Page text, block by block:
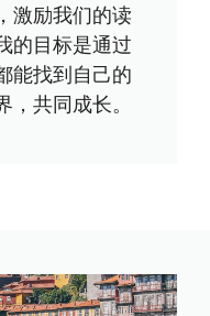
激励我们的读
的目标是通过
能找到自己的
共同成长。